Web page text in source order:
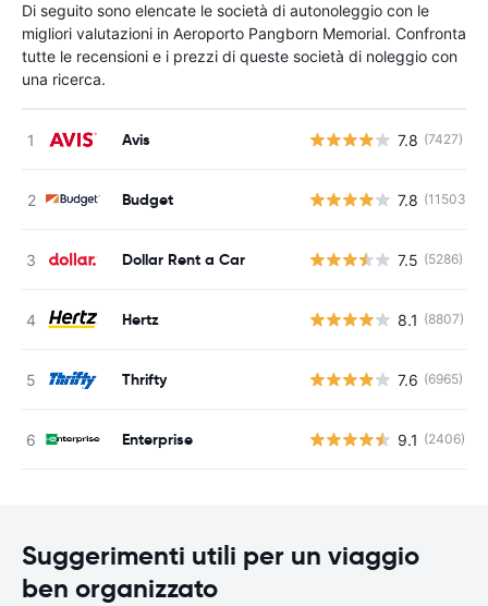
Di seguito sono elencate le società di autonoleggio con le
migliori valutazioni in Aeroporto Pangborn Memorial. Confronta
tutte le recensioni e i prezzi di queste società di noleggio con
una ricerca.
Avis 7.8 (7427)
Budget 7.8 (11503)
Dollar Rent a Car 7.5 (5286)
Hertz 8.1 (8807)
Thrifty 7.6 (6965)
Enterprise 9.1 (2406)
Suggerimenti utili per un viaggio
ben organizzato